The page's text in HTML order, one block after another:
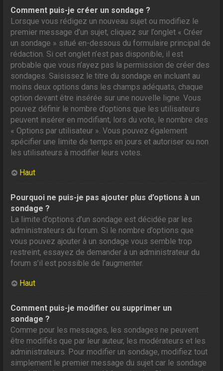
Comment puis-je créer un sondage ?
Lorsque vous rédigez un nouveau sujet ou modifiez le
premier message d’un sujet, cliquez sur l’onglet « Créer
un sondage » situé en-dessous du formulaire principal de
rédaction. Si cet onglet n’est pas disponible, il est
probable que vous n’ayez pas la permission de créer des
sondages. Saisissez le titre du sondage en incluant au
moins deux options dans les champs adéquats, chaque
option devant être insérée sur une nouvelle ligne. Vous
pouvez définir le nombre d’options que les utilisateurs
peuvent insérer en modifiant, lors du vote, le nombre des
« Options par utilisateur ». Vous pouvez également
spécifier une limite de temps en jours et autoriser ou non
les utilisateurs à modifier leurs votes.
Haut
Pourquoi ne puis-je pas ajouter plus d’options à un
sondage ?
La limite d’options d’un sondage est décidée par les
administrateurs du forum. Si le nombre d’options que
vous pouvez ajouter à un sondage vous semble trop
restreint, essayez de demander à un administrateur du
forum s’il est possible de l’augmenter.
Haut
Comment puis-je modifier ou supprimer un
sondage ?
Comme pour les messages, les sondages ne peuvent
être modifiés que par leur auteur, les modérateurs et les
administrateurs. Pour modifier un sondage, modifiez tout
simplement le premier message du sujet car le sondage